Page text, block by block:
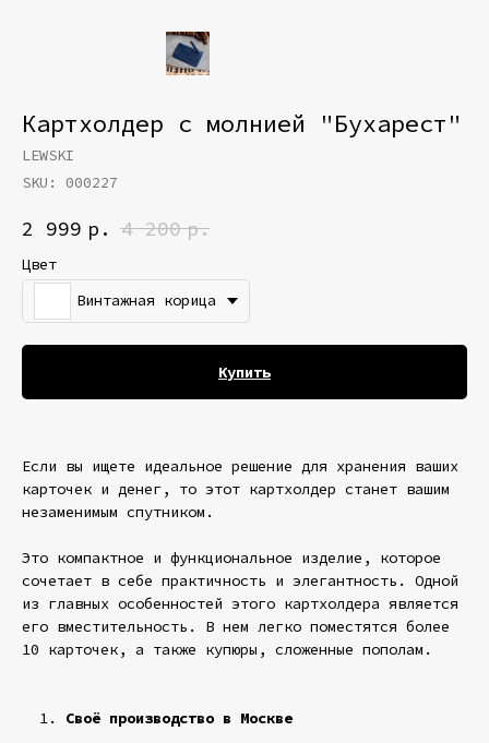
Картхолдер с молнией "Бухарест"
LEWSKI
SKU: 000227
2 999 р. 4 200 р.
Цвет
Винтажная корица
Купить
Если вы ищете идеальное решение для хранения ваших
карточек и денег, то этот картхолдер станет вашим
незаменимым спутником.
Это компактное и функциональное изделие, которое
сочетает в себе практичность и элегантность. Одной
из главных особенностей этого картхолдера является
его вместительность. В нем легко поместятся более
10 карточек, а также купюры, сложенные пополам.
Своё производство в Москве